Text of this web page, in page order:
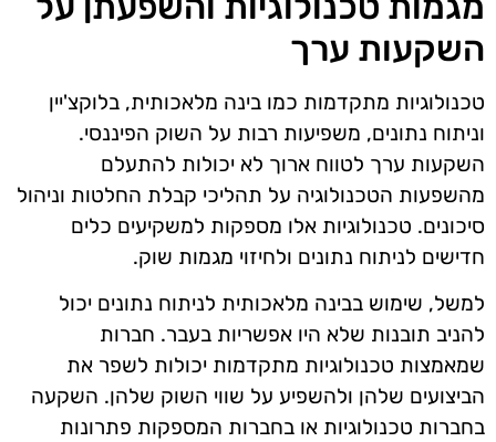
השקעות ערך
טכנולוגיות מתקדמות כמו בינה מלאכותית, בלוקצ'יין
וניתוח נתונים, משפיעות רבות על השוק הפיננסי.
השקעות ערך לטווח ארוך לא יכולות להתעלם
מהשפעות הטכנולוגיה על תהליכי קבלת החלטות וניהול
סיכונים. טכנולוגיות אלו מספקות למשקיעים כלים
חדישים לניתוח נתונים ולחיזוי מגמות שוק.
למשל, שימוש בבינה מלאכותית לניתוח נתונים יכול
להניב תובנות שלא היו אפשריות בעבר. חברות
שמאמצות טכנולוגיות מתקדמות יכולות לשפר את
הביצועים שלהן ולהשפיע על שווי השוק שלהן. השקעה
בחברות טכנולוגיות או בחברות המספקות פתרונות